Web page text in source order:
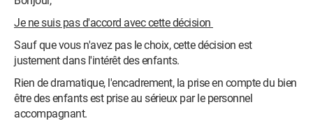
Je ne suis pas d'accord avec cette décision
Sauf que vous n'avez pas le choix, cette décision est
justement dans l'intérêt des enfants.
Rien de dramatique, l'encadrement, la prise en compte du bien
être des enfants est prise au sérieux par le personnel
accompagnant.